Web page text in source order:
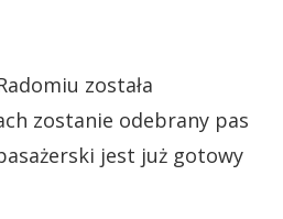
została
zostanie odebrany pas
jest już gotowy